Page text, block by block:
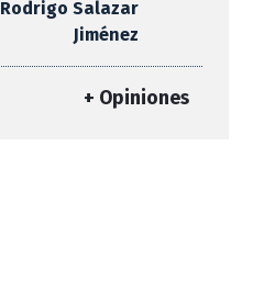
Rodrigo Salazar
Jiménez
+ Opiniones